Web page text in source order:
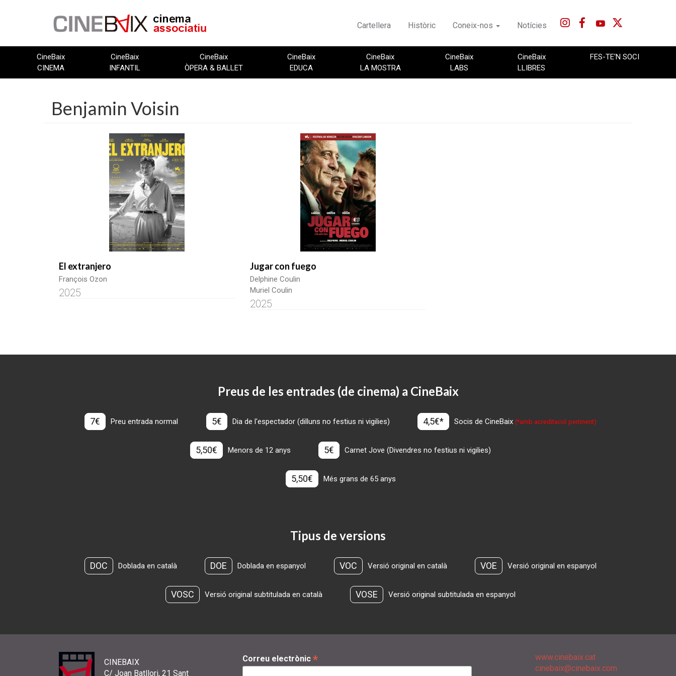
Cartellera Històric Coneix-nos Notícies
CineBaix
CINEMA
CineBaix
INFANTIL
CineBaix
ÒPERA & BALLET
CineBaix
EDUCA
CineBaix
LA MOSTRA
CineBaix
LABS
CineBaix
LLIBRES
FES-TE'N SOCI
Benjamin Voisin
El extranjero
François Ozon
2025
Jugar con fuego
Delphine Coulin
Muriel Coulin
2025
Preus de les entrades (de cinema) a CineBaix
7€ Preu entrada normal 5€ Dia de l'espectador (dilluns no festius ni vigilies) 4,5€* Socis de CineBaix(*amb acreditació pertinent)
5,50€ Menors de 12 anys 5€ Carnet Jove (Divendres no festius ni vigilies)
5,50€ Més grans de 65 anys
Tipus de versions
DOC Doblada en català DOE Doblada en espanyol VOC Versió original en català VOE Versió original en espanyol
VOSC Versió original subtitulada en català VOSE Versió original subtitulada en espanyol
CINEBAIX
C/ Joan Batllori, 21 Sant
Correu electrònic *
www.cinebaix.cat
cinebaix@cinebaix.com